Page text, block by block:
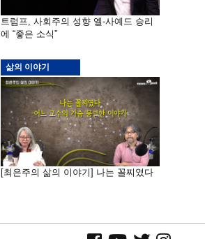
트럼프, 사회주의 성향 엘-사예드 승리
에 “좋은 소식”
삶의 이야기
[최은주의 삶의 이야기] 나는 꼴찌였다